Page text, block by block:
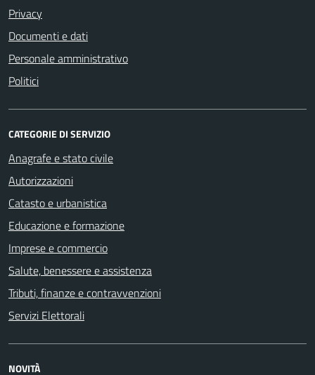
Privacy
Documenti e dati
Personale amministrativo
Politici
CATEGORIE DI SERVIZIO
Anagrafe e stato civile
Autorizzazioni
Catasto e urbanistica
Educazione e formazione
Imprese e commercio
Salute, benessere e assistenza
Tributi, finanze e contravvenzioni
Servizi Elettorali
NOVITÀ